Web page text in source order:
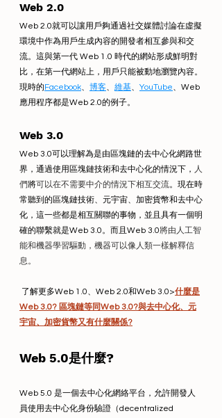
Web 2.0
Web 2.0就可以讓用戶夠通過社交媒體討論在虛擬
環境中作為用戶生成內容的開發者相互參與和交
流。這與第一代 Web 1.0 時代的網站形成鮮明對
比，在第一代網站上，用戶只能被動地瀏覽內容。
現時的Facebook、 博客、 維基、 YouTube、Web
應用程序都是Web 2.0的例子。
Web 3.0
Web 3.0可以理解為是由區塊鏈的去中心化網路世
界，通過使用區塊鏈技術和去中心化的情況下， 人
們將可以在不需要中介的情況下相互交流。現在時
常聽到的區塊鏈技術、元宇宙、加密貨幣和去中心
化，這一些都是相互關聯的事物，並且具有一個明
確的聯繫就是Web 3.0。而且Web 3.0將由人工智
能和機器學習驅動，機器可以像人類一樣解釋信
息。
了解更多Web 1.0、Web 2.0和Web 3.0>什麼是
Web 3.0? 區塊鏈等同Web 3.0?與去中心化、元
宇宙、加密貨幣又有什麼關係?
Web 5.0是什麼?
Web 5.0 是一個去中心化網絡平台，允許開發人
員使用去中心化身份驗證（decentralized